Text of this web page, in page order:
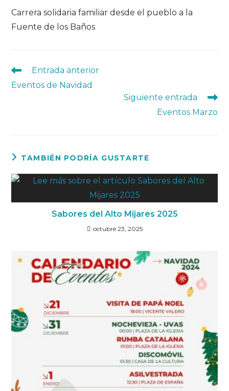
Carrera solidaria familiar desde el pueblo a la
Fuente de los Baños
Leer
artículos
Entrada anterior
Eventos de Navidad
Siguiente entrada
Eventos Marzo
TAMBIÉN PODRÍA GUSTARTE
Sabores del Alto Mijares 2025
octubre 23, 2025